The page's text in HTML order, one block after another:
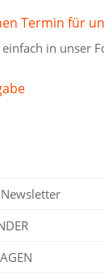
Termin für
in unser